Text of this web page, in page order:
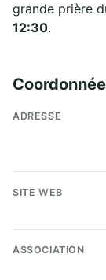
grande prière
12:30.
ADRESSE
SITE WEB
ASSOCIATION